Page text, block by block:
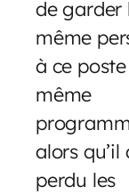
de garder
même
à ce
même
alors qu’il
perdu les